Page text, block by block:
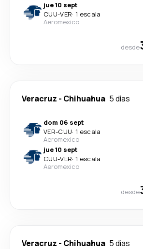
jue 10 sept
CUU-VER· 1 escala
Aeromexico
desde
Veracruz - Chihuahua 5 días
dom 06 sept
VER-CUU· 1 escala
Aeromexico
jue 10 sept
CUU-VER· 1 escala
Aeromexico
desde
Veracruz - Chihuahua 5 días